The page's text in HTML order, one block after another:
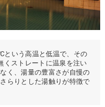
いう高温と低温で、その
くストレートに温泉を注い
く、湯量の豊富さが自慢の
らりとした湯触りが特徴で